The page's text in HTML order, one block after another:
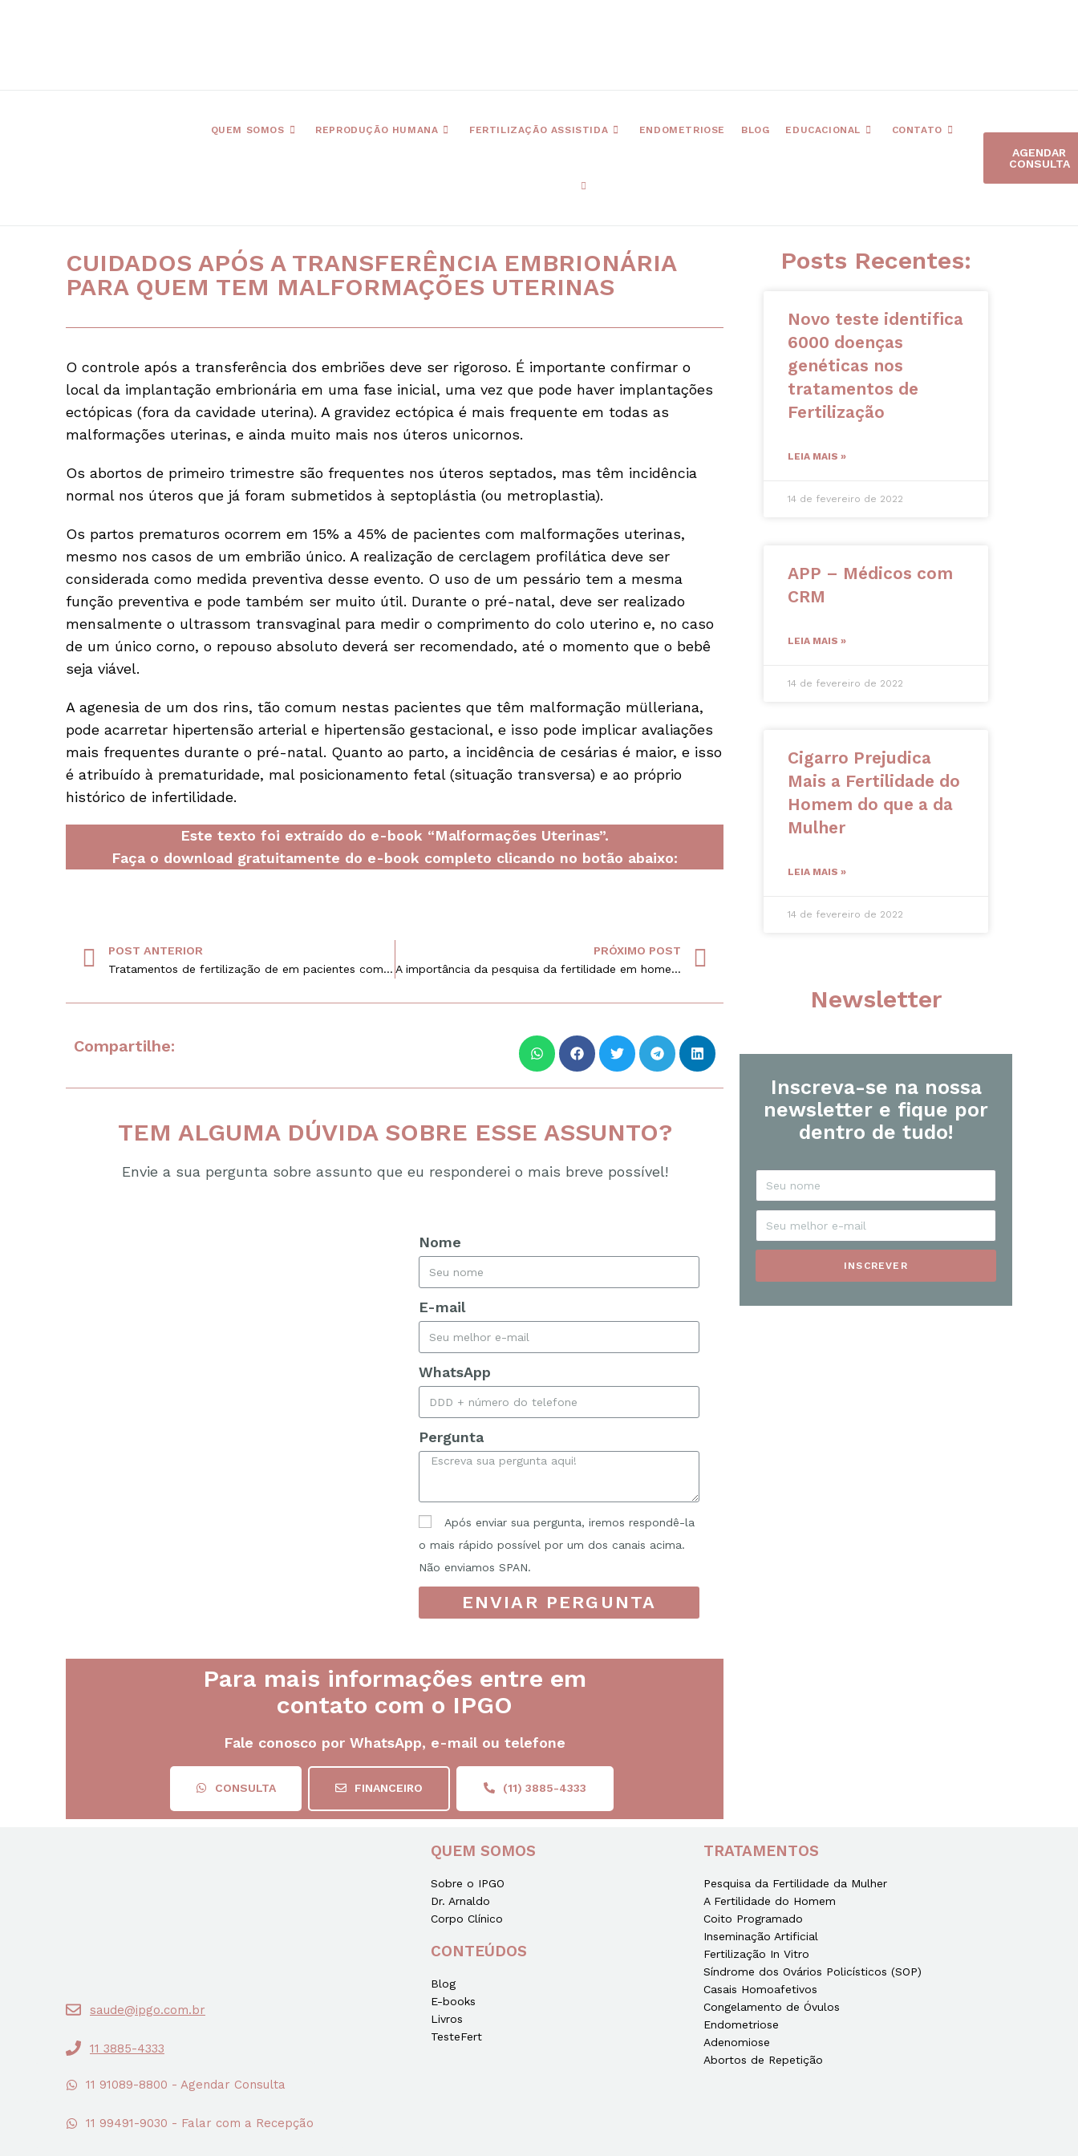
QUEM SOMOS REPRODUÇÃO HUMANA FERTILIZAÇÃO ASSISTIDA ENDOMETRIOSE BLOG EDUCACIONAL CONTATO
AGENDAR
CONSULTA
CUIDADOS APÓS A TRANSFERÊNCIA EMBRIONÁRIA
PARA QUEM TEM MALFORMAÇÕES UTERINAS
O controle após a transferência dos embriões deve ser rigoroso. É importante confirmar o
local da implantação embrionária em uma fase inicial, uma vez que pode haver implantações
ectópicas (fora da cavidade uterina). A gravidez ectópica é mais frequente em todas as
malformações uterinas, e ainda muito mais nos úteros unicornos.
Os abortos de primeiro trimestre são frequentes nos úteros septados, mas têm incidência
normal nos úteros que já foram submetidos à septoplástia (ou metroplastia).
Os partos prematuros ocorrem em 15% a 45% de pacientes com malformações uterinas,
mesmo nos casos de um embrião único. A realização de cerclagem profilática deve ser
considerada como medida preventiva desse evento. O uso de um pessário tem a mesma
função preventiva e pode também ser muito útil. Durante o pré-natal, deve ser realizado
mensalmente o ultrassom transvaginal para medir o comprimento do colo uterino e, no caso
de um único corno, o repouso absoluto deverá ser recomendado, até o momento que o bebê
seja viável.
A agenesia de um dos rins, tão comum nestas pacientes que têm malformação mülleriana,
pode acarretar hipertensão arterial e hipertensão gestacional, e isso pode implicar avaliações
mais frequentes durante o pré-natal. Quanto ao parto, a incidência de cesárias é maior, e isso
é atribuído à prematuridade, mal posicionamento fetal (situação transversa) e ao próprio
histórico de infertilidade.
Este texto foi extraído do e-book “Malformações Uterinas”.
Faça o download gratuitamente do e-book completo clicando no botão abaixo:
POST ANTERIOR
Tratamentos de fertilização de em pacientes com malformações mulleriana
PRÓXIMO POST
A importância da pesquisa da fertilidade em homens e mulheres
Compartilhe:
TEM ALGUMA DÚVIDA SOBRE ESSE ASSUNTO?
Envie a sua pergunta sobre assunto que eu responderei o mais breve possível!
Nome
E-mail
WhatsApp
Pergunta
Após enviar sua pergunta, iremos respondê-la
o mais rápido possível por um dos canais acima.
Não enviamos SPAN.
ENVIAR PERGUNTA
Para mais informações entre em
contato com o IPGO
Fale conosco por WhatsApp, e-mail ou telefone
CONSULTA FINANCEIRO (11) 3885-4333
Posts Recentes:
Novo teste identifica
6000 doenças
genéticas nos
tratamentos de
Fertilização
LEIA MAIS »
14 de fevereiro de 2022
APP – Médicos com
CRM
LEIA MAIS »
14 de fevereiro de 2022
Cigarro Prejudica
Mais a Fertilidade do
Homem do que a da
Mulher
LEIA MAIS »
14 de fevereiro de 2022
Newsletter
Inscreva-se na nossa
newsletter e fique por
dentro de tudo!
INSCREVER
saude@ipgo.com.br
11 3885-4333
11 91089-8800 - Agendar Consulta
11 99491-9030 - Falar com a Recepção
QUEM SOMOS
Sobre o IPGO
Dr. Arnaldo
Corpo Clínico
CONTEÚDOS
Blog
E-books
Livros
TesteFert
TRATAMENTOS
Pesquisa da Fertilidade da Mulher
A Fertilidade do Homem
Coito Programado
Inseminação Artificial
Fertilização In Vitro
Síndrome dos Ovários Policísticos (SOP)
Casais Homoafetivos
Congelamento de Óvulos
Endometriose
Adenomiose
Abortos de Repetição